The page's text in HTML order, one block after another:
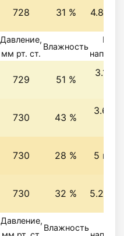
728 31 % 4.8 м/
Давление,
мм рт. ст.
Влажность
729 51 %
3.1 м/
730 43 %
3.6
730 28 % 5 м/с,
730 32 % 5.2 м/
Давление,
Влажность